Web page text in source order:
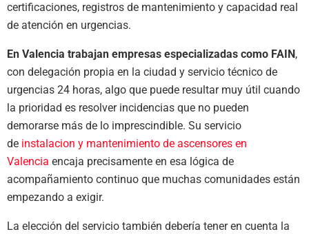
certificaciones, registros de mantenimiento y capacidad real
de atención en urgencias.
En Valencia trabajan empresas especializadas como FAIN,
con delegación propia en la ciudad y servicio técnico de
urgencias 24 horas, algo que puede resultar muy útil cuando
la prioridad es resolver incidencias que no pueden
demorarse más de lo imprescindible. Su servicio
de instalacion y mantenimiento de ascensores en
Valencia encaja precisamente en esa lógica de
acompañamiento continuo que muchas comunidades están
empezando a exigir.
La elección del servicio también debería tener en cuenta la